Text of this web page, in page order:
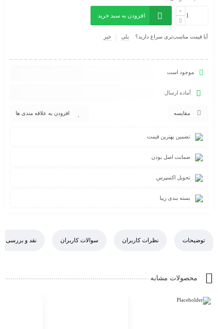
افزودن به سبد خرید
آیا قیمت مناسب‌تری سراغ دارید؟ بلی خیر
موجود است
آماده ارسال
مقایسه افزودن به علاقه مندی ها
تضمین بهترین قیمت
ضمانت اصل بودن
تحویل اکسپرس
بسته بندی زیبا
توضیحات نظرات کاربران سوالات کاربران نقد و بررسی
محصولات مشابه